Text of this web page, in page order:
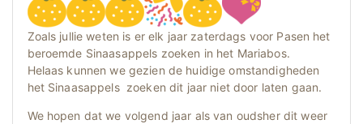
Zoals jullie weten is er elk jaar zaterdags voor Pasen het
beroemde Sinaasappels zoeken in het Mariabos.
Helaas kunnen we gezien de huidige omstandigheden
het Sinaasappels zoeken dit jaar niet door laten gaan.
We hopen dat we volgend jaar als van oudsher dit weer